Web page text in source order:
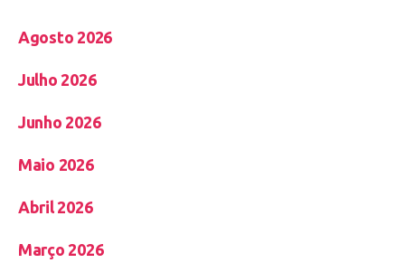
Agosto 2026
Julho 2026
Junho 2026
Maio 2026
Abril 2026
Março 2026